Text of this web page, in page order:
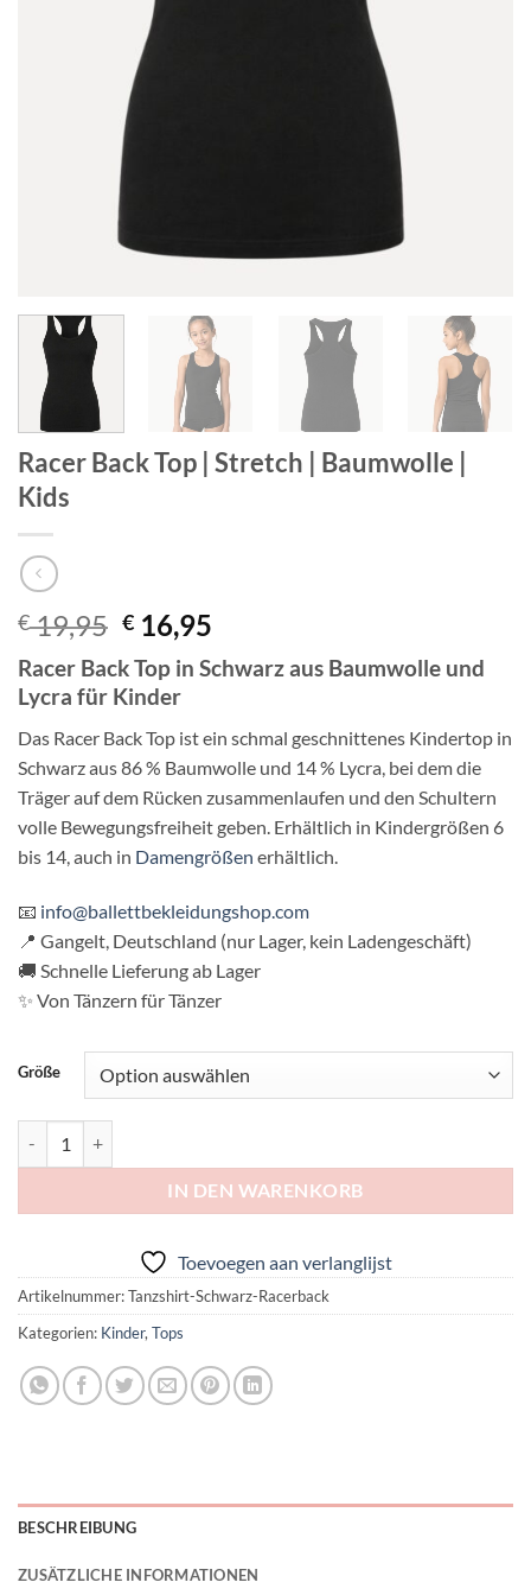
Racer Back Top | Stretch | Baumwolle |
Kids
€19,95 Ursprünglicher
Preis
war:
€ 19,95
€ 16,95
Preis
ist:
Racer Back Top in Schwarz aus Baumwolle und
Lycra für Kinder
Das Racer Back Top ist ein schmal geschnittenes Kindertop in
Schwarz aus 86 % Baumwolle und 14 % Lycra, bei dem die
Träger auf dem Rücken zusammenlaufen und den Schultern
volle Bewegungsfreiheit geben. Erhältlich in Kindergrößen 6
bis 14, auch in Damengrößen erhältlich.
📧 info@ballettbekleidungshop.com
📍 Gangelt, Deutschland (nur Lager, kein Ladengeschäft)
🚚 Schnelle Lieferung ab Lager
✨ Von Tänzern für Tänzer
Größe
IN DEN WARENKORB
Toevoegen aan verlanglijst
Artikelnummer:Tanzshirt-Schwarz-Racerback
Kategorien: Kinder,Tops
BESCHREIBUNG
ZUSÄTZLICHE INFORMATIONEN